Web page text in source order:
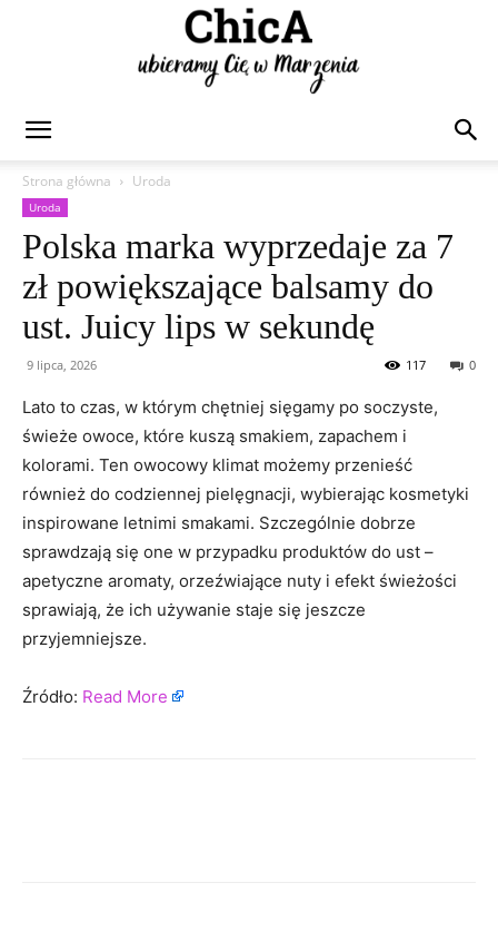
Strona główna
Uroda
Uroda
Polska marka wyprzedaje za 7
zł powiększające balsamy do
ust. Juicy lips w sekundę
9 lipca, 2026 0
117
Lato to czas, w którym chętniej sięgamy po soczyste,
świeże owoce, które kuszą smakiem, zapachem i
kolorami. Ten owocowy klimat możemy przenieść
również do codziennej pielęgnacji, wybierając kosmetyki
inspirowane letnimi smakami. Szczególnie dobrze
sprawdzają się one w przypadku produktów do ust –
apetyczne aromaty, orzeźwiające nuty i efekt świeżości
sprawiają, że ich używanie staje się jeszcze
przyjemniejsze.
Źródło: Read More